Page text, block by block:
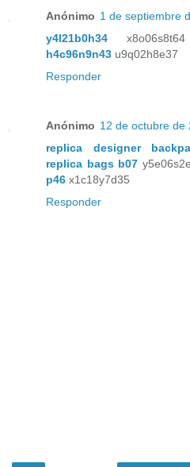
Anónimo 1 de septiembre
y4l21b0h34
h4c96n9n43 u9q02h8e37
Responder
Anónimo 12 de octubre de
replica designer
replica bags b07
p46 x1c18y7d35
Responder